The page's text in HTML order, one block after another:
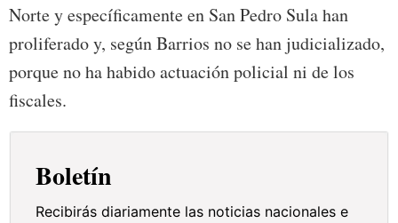
Norte y específicamente en San Pedro Sula han
proliferado y, según Barrios no se han judicializado,
porque no ha habido actuación policial ni de los
fiscales.
Boletín
Recibirás diariamente las noticias nacionales e